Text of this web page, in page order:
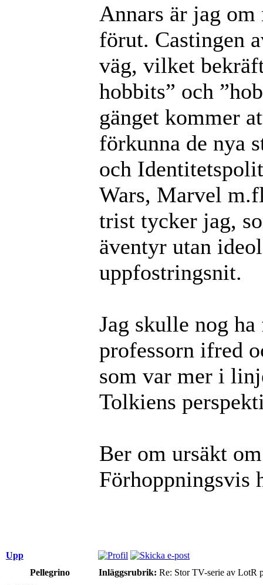
Annars är jag
förut. Castingen
väg, vilket
hobbits” och
gänget kommer
förkunna de nya
och
Wars, Marvel
trist tycker jag,
äventyr utan
uppfostringsnit.
Jag skulle nog
professorn ifred
som var mer i
Tolkiens
Ber om ursäkt
Förhoppningsvis
Upp
Pellegrino
Inläggsrubrik: Re: Stor TV-serie av LotR